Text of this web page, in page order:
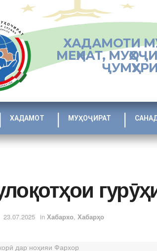
ХАДАМОТИ
МЕҲНАТ,
ХАДАМОТ МУҲОҶИРАТ
23.07.2025 in Хабархо, Хабарҳо